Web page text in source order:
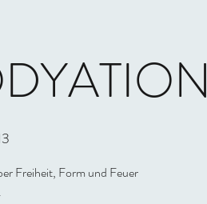
Freiheit, Form und Feuer